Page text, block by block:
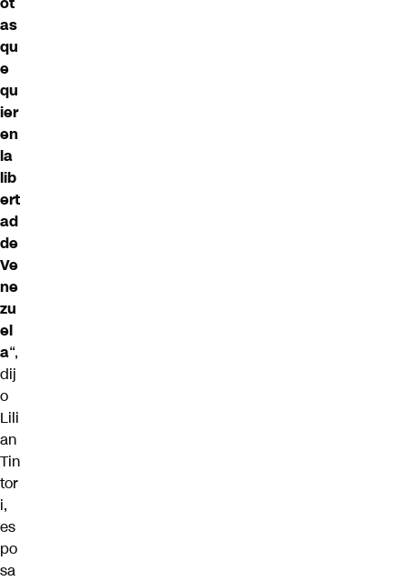
as
qu
e
qu
ier
en
la
lib
ert
ad
de
Ve
ne
zu
el
a“,
dij
o
Lili
an
Tin
tor
i,
es
po
sa